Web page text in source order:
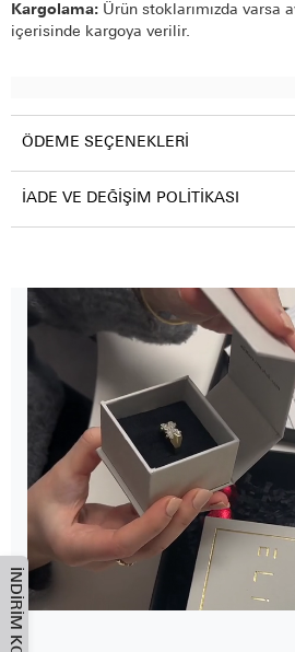
Kargolama: Ürün stoklarımızda varsa
içerisinde kargoya verilir.
ÖDEME SEÇENEKLERI
İADE VE DEĞIŞIM POLITIKASI
İNDIRIM KODU